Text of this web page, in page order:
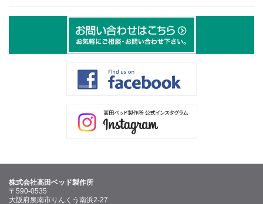
株式会社高田ベッド製作所
〒590-0535
大阪府泉南市りんくう南浜2-27